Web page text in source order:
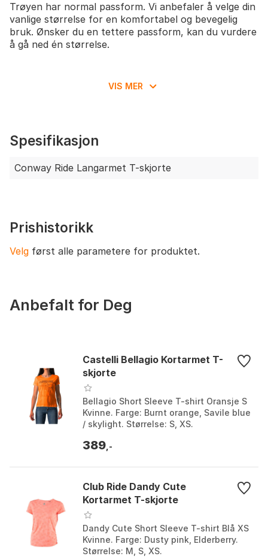
Trøyen har normal passform. Vi anbefaler å velge din
vanlige størrelse for en komfortabel og bevegelig
bruk. Ønsker du en tettere passform, kan du vurdere
å gå ned én størrelse.
VIS MER
Spesifikasjon
Conway Ride Langarmet T-skjorte
Prishistorikk
Velg først alle parametere for produktet.
Anbefalt for Deg
Castelli Bellagio Kortarmet T-
skjorte
Bellagio Short Sleeve T-shirt Oransje S
Kvinne. Farge: Burnt orange, Savile blue
/ skylight. Størrelse: S, XS.
389 ,-
Club Ride Dandy Cute
Kortarmet T-skjorte
Dandy Cute Short Sleeve T-shirt Blå XS
Kvinne. Farge: Dusty pink, Elderberry.
Størrelse: M, S, XS.